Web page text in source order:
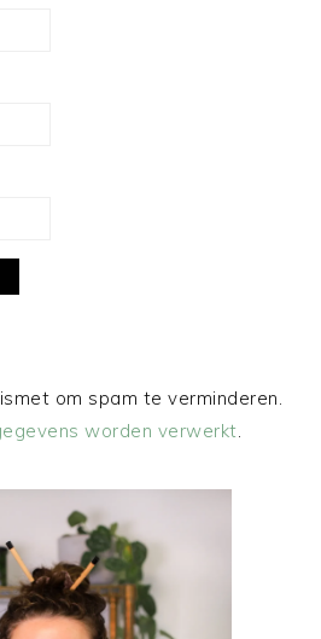
om spam te verminderen.
worden verwerkt